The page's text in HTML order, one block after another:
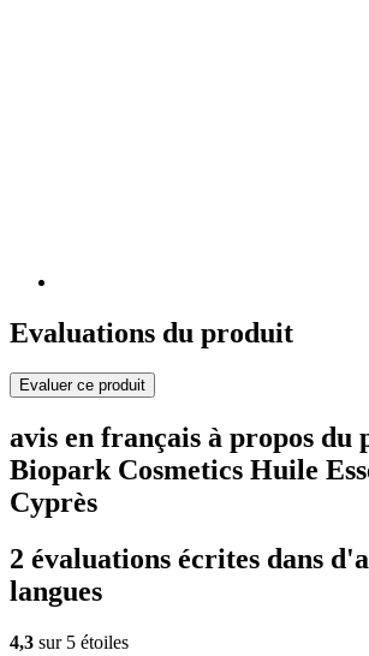
Evaluations du produit
Evaluer ce produit
avis en français à propos du
Biopark Cosmetics Huile
Cyprès
2 évaluations écrites dans
langues
4,3 sur 5 étoiles